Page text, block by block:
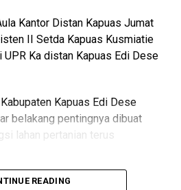
Twitter/X 0
Kantor Distan Kapuas Jumat
II Setda Kapuas Kusmiatie
Ka distan Kapuas Edi Dese
Kapuas Edi Dese
belakang pentingnya dibuat
lahan pertanian terus
dasar perlindungan lahan
READING